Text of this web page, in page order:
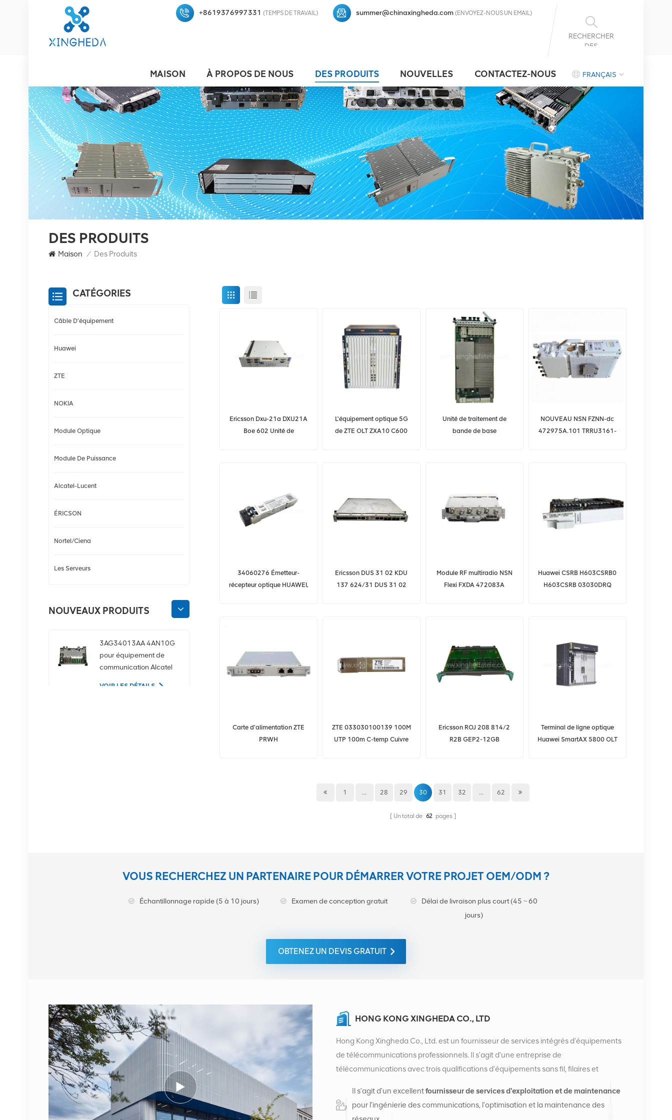
RECHERCHER
DES
+8619376997331 (TEMPS DE TRAVAIL) summer@chinaxingheda.com (ENVOYEZ-NOUS UN EMAIL)
MAISON À PROPOS DE NOUS DES PRODUITS NOUVELLES CONTACTEZ-NOUS FRANÇAIS
DES PRODUITS
Maison / Des Produits
Ericsson Dxu-21a DXU21A
Boe 602 Unité de
L'équipement optique 5G
de ZTE OLT ZXA10 C600
Unité de traitement de
bande de base
NOUVEAU NSN FZNN-dc
472975A.101 TRRU3161-
34060276 Émetteur-
récepteur optique HUAWEI,
Ericsson DUS 31 02 KDU
137 624/31 DUS 31 02
Module RF multiradio NSN
Flexi FXDA 472083A
Huawei CSRB H603CSRB0
H603CSRB 03030DRQ
CSMB ADMB
Carte d'alimentation ZTE
PRWH
ZTE 033030100139 100M
UTP 100m C-temp Cuivre
Ericsson ROJ 208 814/2
R2B GEP2-12GB
Terminal de ligne optique
Huawei SmartAX 5800 OLT
1 ... 28 29 30 31 32 ... 62
Un total de 62 pages
CATÉGORIES
Câble D'équipement
Huawei
ZTE
NOKIA
Module Optique
Module De Puissance
Alcatel-Lucent
ÉRICSON
Nortel/Ciena
Les Serveurs
NOUVEAUX PRODUITS
3AG34013AA 4AN10G
pour équipement de
communication Alcatel
VOIR LES DÉTAILS
AHEGC 474914A
1662SMC 3AL98324AA
SYNTH4V2 pour
équipement de
communication Alcatel
Lucent
VOIR LES DÉTAILS
ERICSSON 2212 B31
KRC 161 893/1 Unité
radio à distance
VOUS RECHERCHEZ UN PARTENAIRE POUR DÉMARRER VOTRE PROJET OEM/ODM ?
Échantillonnage rapide (5 à 10 jours) Examen de conception gratuit
Délai de livraison plus court (45 ~ 60
jours)
OBTENEZ UN DEVIS GRATUIT
HONG KONG XINGHEDA CO., LTD
Hong Kong Xingheda Co., Ltd. est un fournisseur de services intégrés d'équipements
de télécommunications professionnels. Il s'agit d'une entreprise de
télécommunications avec trois qualifications d'équipements sans fil, filaires et
centres de distribution d'usine à Changsha et à Hong Kong. En 2016, nous avons
créé un siège commercial international à Changsha, en Chine. Basés en Chine, nous
Il s'agit d'un excellentfournisseur de services d'exploitation et de maintenance
pour l'ingénierie des communications, l'optimisation et la maintenance des